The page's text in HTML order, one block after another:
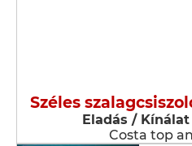
Széles
Eladás /
Costa top